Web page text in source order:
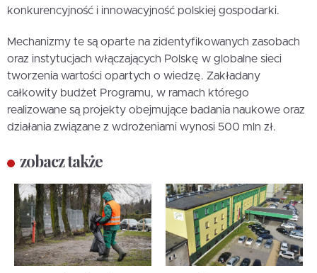
konkurencyjność i innowacyjność polskiej gospodarki.
Mechanizmy te są oparte na zidentyfikowanych zasobach
oraz instytucjach włączających Polskę w globalne sieci
tworzenia wartości opartych o wiedzę. Zakładany
całkowity budżet Programu, w ramach którego
realizowane są projekty obejmujące badania naukowe oraz
działania związane z wdrożeniami wynosi 500 mln zł.
zobacz także